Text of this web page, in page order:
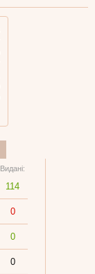
Видані:
114
0
0
0